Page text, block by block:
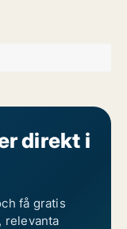
direkt i
få gratis
relevanta